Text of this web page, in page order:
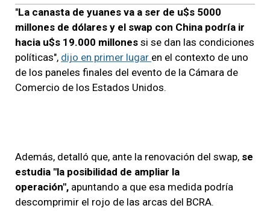
"La canasta de yuanes va a ser de u$s 5000
millones de dólares y el swap con China podría ir
hacia u$s 19.000 millones si se dan las condiciones
políticas", dijo en primer lugar en el contexto de uno
de los paneles finales del evento de la Cámara de
Comercio de los Estados Unidos.
Además, detalló que, ante la renovación del swap, se
estudia "la posibilidad de ampliar la
operación", apuntando a que esa medida podría
descomprimir el rojo de las arcas del BCRA.